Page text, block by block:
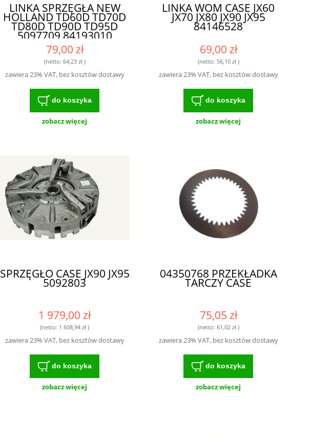
LINKA SPRZĘGŁA NEW
HOLLAND TD60D TD70D
TD80D TD90D TD95D
5097709 84193010
79,00 zł
(netto: 64,23 zł)
zawiera 23% VAT, bez kosztów dostawy
do koszyka
zobacz więcej
LINKA WOM CASE JX60
JX70 JX80 JX90 JX95
84146528
69,00 zł
(netto: 56,10 zł)
zawiera 23% VAT, bez kosztów dostawy
do koszyka
zobacz więcej
SPRZĘGŁO CASE JX90 JX95
5092803
1 979,00 zł
(netto: 1 608,94 zł )
zawiera 23% VAT, bez kosztów dostawy
do koszyka
zobacz więcej
04350768 PRZEKŁADKA
TARCZY CASE
75,05 zł
(netto: 61,02 zł)
zawiera 23% VAT, bez kosztów dostawy
do koszyka
zobacz więcej